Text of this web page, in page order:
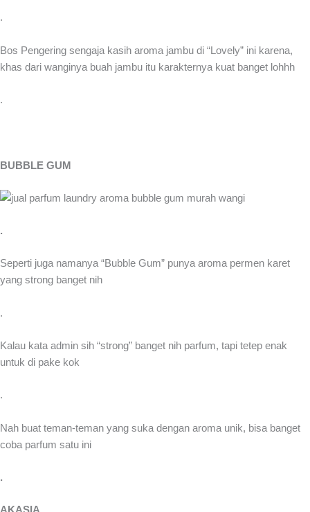
.
Bos Pengering sengaja kasih aroma jambu di “Lovely” ini karena,
khas dari wanginya buah jambu itu karakternya kuat banget lohhh
.
BUBBLE GUM
.
Seperti juga namanya “Bubble Gum” punya aroma permen karet
yang strong banget nih
.
Kalau kata admin sih “strong” banget nih parfum, tapi tetep enak
untuk di pake kok
.
Nah buat teman-teman yang suka dengan aroma unik, bisa banget
coba parfum satu ini
.